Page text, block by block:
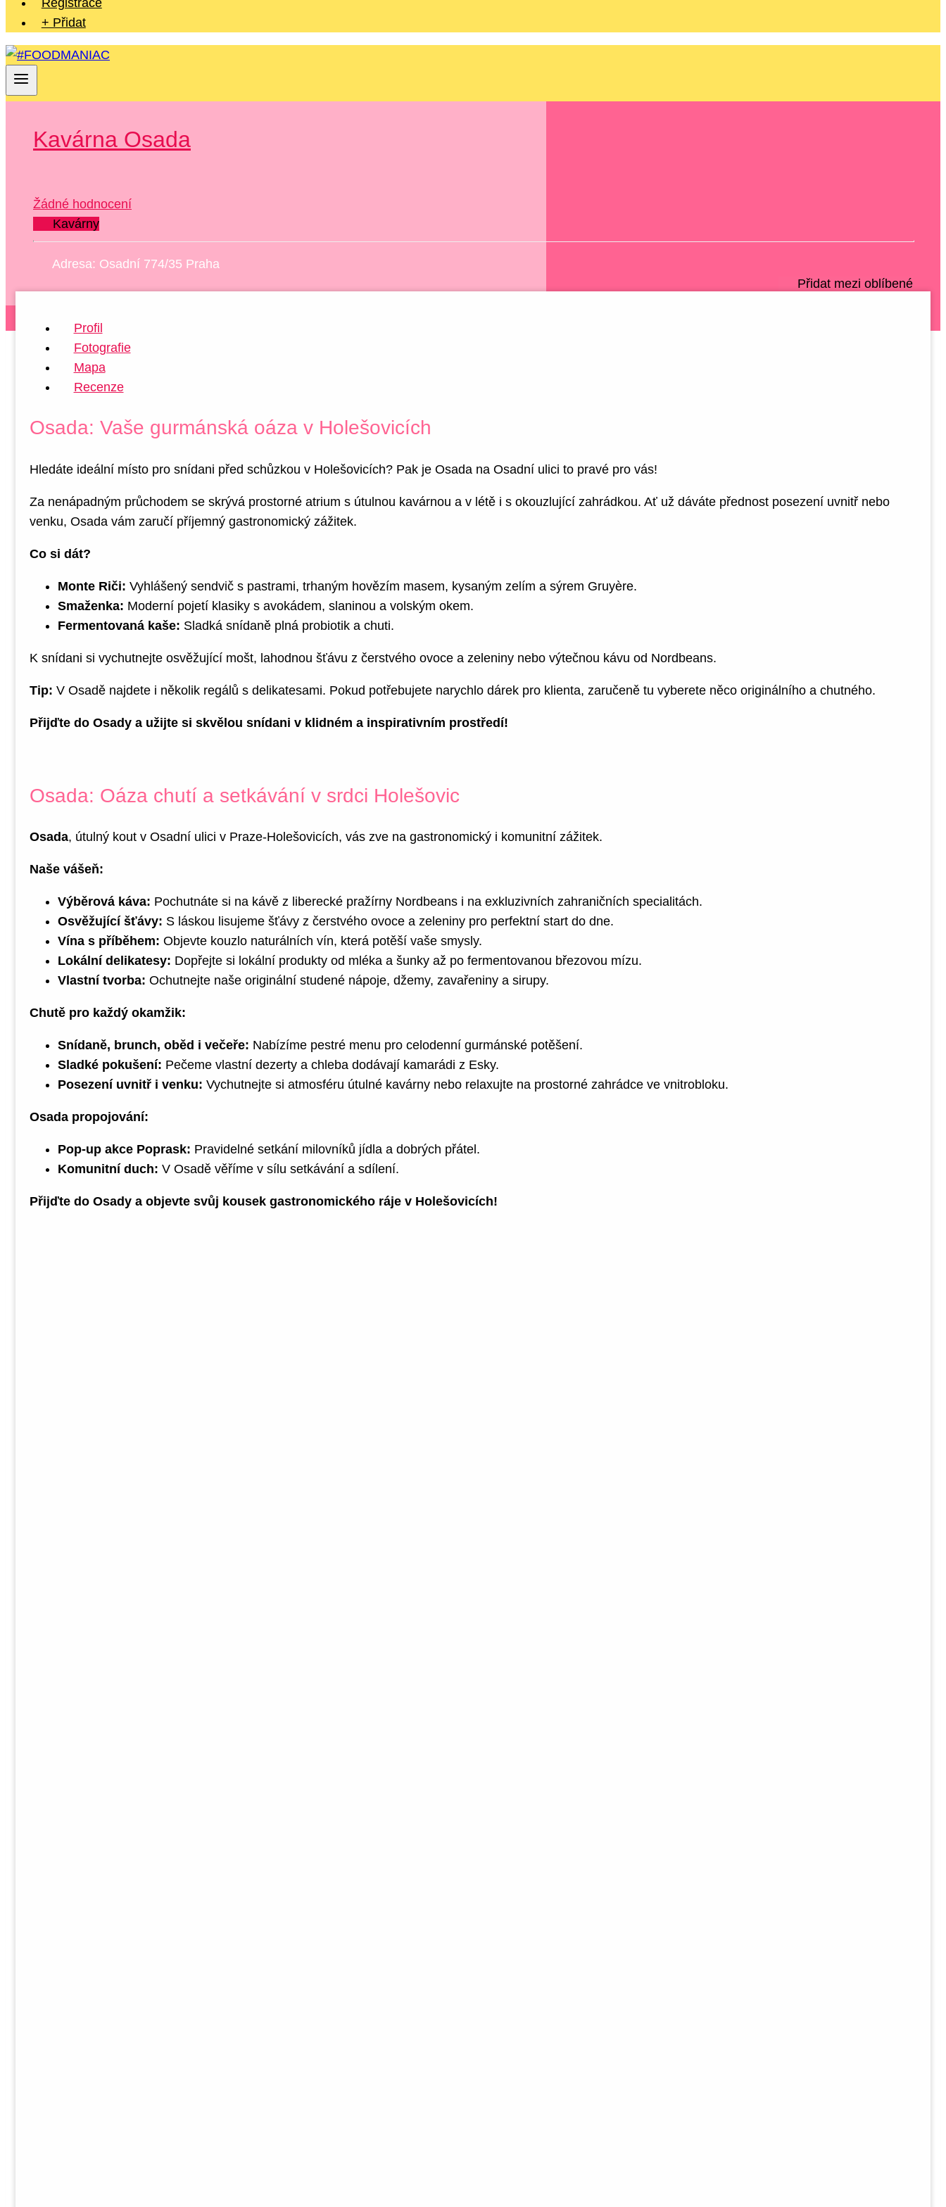
Registrace
+ Přidat
Kavárna Osada
Žádné hodnocení
Kavárny
Adresa: Osadní 774/35 Praha
Přidat mezi oblíbené
Profil
Fotografie
Mapa
Recenze
Osada: Vaše gurmánská oáza v Holešovicích
Hledáte ideální místo pro snídani před schůzkou v Holešovicích? Pak je Osada na Osadní ulici to pravé pro vás!
Za nenápadným průchodem se skrývá prostorné atrium s útulnou kavárnou a v létě i s okouzlující zahrádkou. Ať už dáváte přednost posezení uvnitř nebo
venku, Osada vám zaručí příjemný gastronomický zážitek.
Co si dát?
Monte Riči: Vyhlášený sendvič s pastrami, trhaným hovězím masem, kysaným zelím a sýrem Gruyère.
Smaženka: Moderní pojetí klasiky s avokádem, slaninou a volským okem.
Fermentovaná kaše: Sladká snídaně plná probiotik a chuti.
K snídani si vychutnejte osvěžující mošt, lahodnou šťávu z čerstvého ovoce a zeleniny nebo výtečnou kávu od Nordbeans.
Tip: V Osadě najdete i několik regálů s delikatesami. Pokud potřebujete narychlo dárek pro klienta, zaručeně tu vyberete něco originálního a chutného.
Přijďte do Osady a užijte si skvělou snídani v klidném a inspirativním prostředí!
Osada: Oáza chutí a setkávání v srdci Holešovic
Osada, útulný kout v Osadní ulici v Praze-Holešovicích, vás zve na gastronomický i komunitní zážitek.
Naše vášeň:
Výběrová káva: Pochutnáte si na kávě z liberecké pražírny Nordbeans i na exkluzivních zahraničních specialitách.
Osvěžující šťávy: S láskou lisujeme šťávy z čerstvého ovoce a zeleniny pro perfektní start do dne.
Vína s příběhem: Objevte kouzlo naturálních vín, která potěší vaše smysly.
Lokální delikatesy: Dopřejte si lokální produkty od mléka a šunky až po fermentovanou březovou mízu.
Vlastní tvorba: Ochutnejte naše originální studené nápoje, džemy, zavařeniny a sirupy.
Chutě pro každý okamžik:
Snídaně, brunch, oběd i večeře: Nabízíme pestré menu pro celodenní gurmánské potěšení.
Sladké pokušení: Pečeme vlastní dezerty a chleba dodávají kamarádi z Esky.
Posezení uvnitř i venku: Vychutnejte si atmosféru útulné kavárny nebo relaxujte na prostorné zahrádce ve vnitrobloku.
Osada propojování:
Pop-up akce Poprask: Pravidelné setkání milovníků jídla a dobrých přátel.
Komunitní duch: V Osadě věříme v sílu setkávání a sdílení.
Přijďte do Osady a objevte svůj kousek gastronomického ráje v Holešovicích!